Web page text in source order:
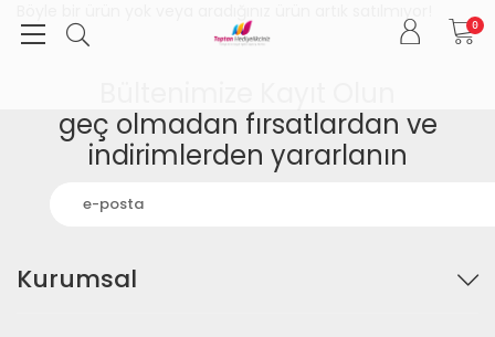
0
geç olmadan fırsatlardan ve
indirimlerden yararlanın
Kurumsal